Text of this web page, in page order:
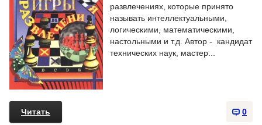
развлечениях, которые принято
называть интеллектуальными,
логическими, математическими,
настольными и т.д. Автор - кандидат
технических наук, мастер...
0
Читать